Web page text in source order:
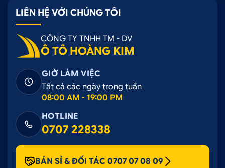
Dán đổi màu trắng mờ Hyundai Genesis
độ bám dính cực tốt, không bong tróc, không
hở mép trong quá trình sử dụng
LIÊN HỆ VỚI CHÚNG TÔI
CÔNG TY TNHH TM - DV
Ô TÔ HOÀNG KIM
GIỜ LÀM VIỆC
Tất cả các ngày trong tuần
08:00 AM - 19:00 PM
HOTLINE
0707 228338
BÁN SỈ & ĐỐI TÁC 0707 07 08 09